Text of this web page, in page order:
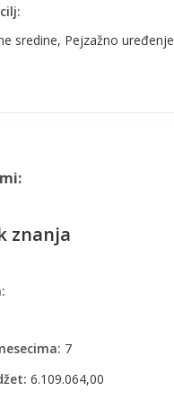
sredine, Pejzažno uređenje
znanja
7
6.109.064,00